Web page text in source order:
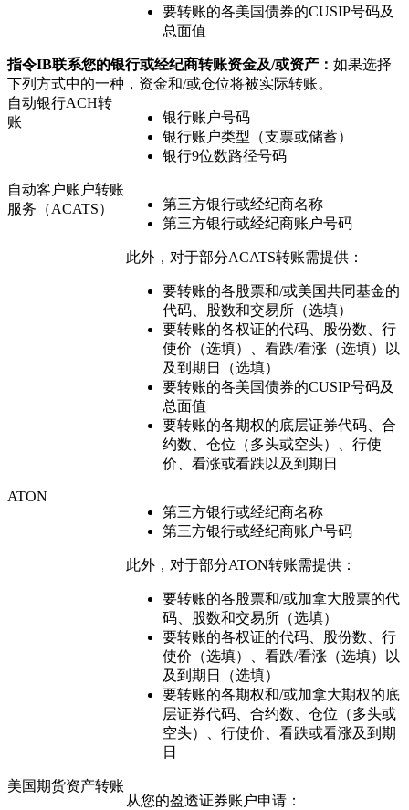
要转账的各美国债券的CUSIP号码及
总面值
指令IB联系您的银行或经纪商转账资金及/或资产： 如果选择
下列方式中的一种，资金和/或仓位将被实际转账。
自动银行ACH转
账
银行账户号码
银行账户类型（支票或储蓄）
银行9位数路径号码
自动客户账户转账
服务（ACATS）
第三方银行或经纪商名称
第三方银行或经纪商账户号码
此外，对于部分ACATS转账需提供：
要转账的各股票和/或美国共同基金的
代码、股数和交易所（选填）
要转账的各权证的代码、股份数、行
使价（选填）、看跌/看涨（选填）以
及到期日（选填）
要转账的各美国债券的CUSIP号码及
总面值
要转账的各期权的底层证券代码、合
约数、仓位（多头或空头）、行使
价、看涨或看跌以及到期日
ATON
第三方银行或经纪商名称
第三方银行或经纪商账户号码
此外，对于部分ATON转账需提供：
要转账的各股票和/或加拿大股票的代
码、股数和交易所（选填）
要转账的各权证的代码、股份数、行
使价（选填）、看跌/看涨（选填）以
及到期日（选填）
要转账的各期权和/或加拿大期权的底
层证券代码、合约数、仓位（多头或
空头）、行使价、看跌或看涨及到期
日
美国期货资产转账
从您的盈透证券账户申请：